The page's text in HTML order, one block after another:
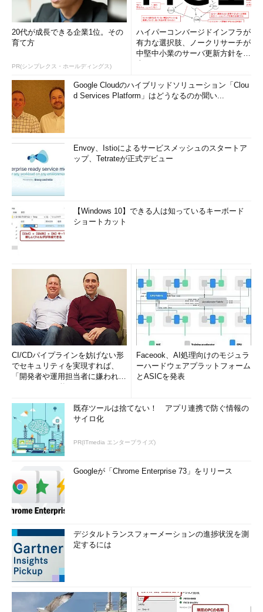
20代が成長できる企業1位。その
育て方
PR(シンプレクス・ホールディングス)
ハイパーコンバージドインフラが
有力な選択肢、ノークリサーチが
中堅中小業のサーバ更新方針を調
Google Cloudのハイブリッドソリューション「Clou
d Services Platform」はどうなるのか聞い...
Envoy、Istioによるサービスメッシュのスタートア
ップ、Tetrateが正式デビュー
【Windows 10】できる人は知っているキーボード
ショートカット
CI/CDパイプラインを妨げない形
でセキュリティを実現すれば、
「開発者や運用担当者に嫌われな
Faceook、AI処理向けのモジュラ
ーハードウェアプラットフォーム
とASICを発表
既存ツールは捨てない！ アプリ連携で防ぐ情報の
サイロ化
PR(ITmedia エンタープライズ)
Googleが「Chrome Enterprise 73」をリリース
デジタルトランスフォーメーションの進捗状況を測
定するには